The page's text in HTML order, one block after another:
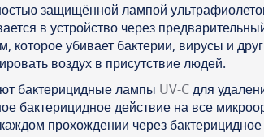
защищённой лампой
в устройство через
которое убивает бактерии, вирусы и
воздух в присутствие людей.
бактерицидные лампы UV-Cдля
бактерицидное действие на все
прохождении через бактерицидное